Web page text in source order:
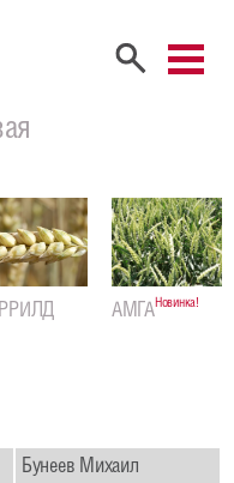
АМГАНовинка!
Бунеев Михаил